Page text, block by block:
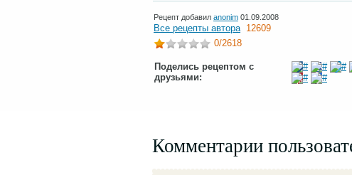
Рецепт добавил anonim 01.09.2008
Все рецепты автора 12609
0/2618
Поделись рецептом с
друзьями:
Комментарии